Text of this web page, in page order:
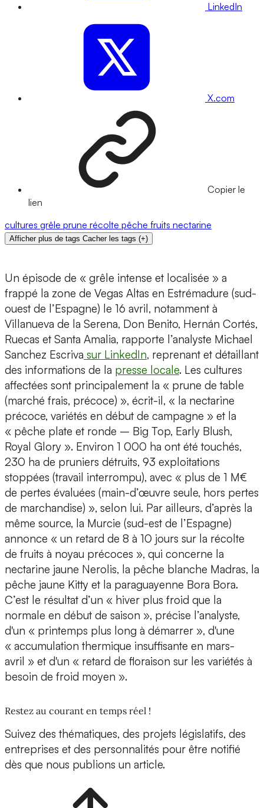
LinkedIn
X.com
Copier le
lien
cultures grêle prune récolte pêche fruits nectarine
Afficher plus de tags Cacher les tags (+)
Un épisode de « grêle intense et localisée » a
frappé la zone de Vegas Altas en Estrémadure (sud-
ouest de l’Espagne) le 16 avril, notamment à
Villanueva de la Serena, Don Benito, Hernán Cortés,
Ruecas et Santa Amalia, rapporte l’analyste Michael
Sanchez Escriva sur LinkedIn, reprenant et détaillant
des informations de la presse locale. Les cultures
affectées sont principalement la « prune de table
(marché frais, précoce) », écrit-il, « la nectarine
précoce, variétés en début de campagne » et la
« pêche plate et ronde – Big Top, Early Blush,
Royal Glory ». Environ 1 000 ha ont été touchés,
230 ha de pruniers détruits, 93 exploitations
stoppées (travail interrompu), avec « plus de 1 M€
de pertes évaluées (main-d’œuvre seule, hors pertes
de marchandise) », selon lui. Par ailleurs, d’après la
même source, la Murcie (sud-est de l’Espagne)
annonce « un retard de 8 à 10 jours sur la récolte
de fruits à noyau précoces », qui concerne la
nectarine jaune Nerolis, la pêche blanche Madras, la
pêche jaune Kitty et la paraguayenne Bora Bora.
C’est le résultat d’un « hiver plus froid que la
normale en début de saison », précise l’analyste,
d'un « printemps plus long à démarrer », d'une
« accumulation thermique insuffisante en mars-
avril » et d'un « retard de floraison sur les variétés à
besoin de froid moyen ».
Restez au courant en temps réel !
Suivez des thématiques, des projets législatifs, des
entreprises et des personnalités pour être notifié
dès que nous publions un article.